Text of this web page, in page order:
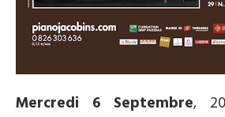
Mercredi 6 Septembre,